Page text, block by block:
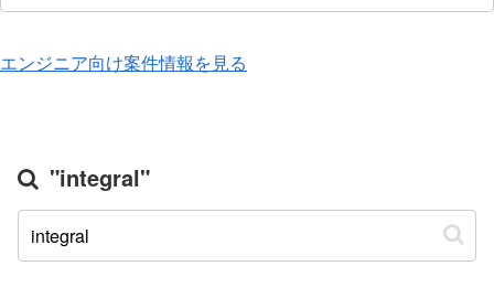
エンジニア向け案件情報を見る
"integral"